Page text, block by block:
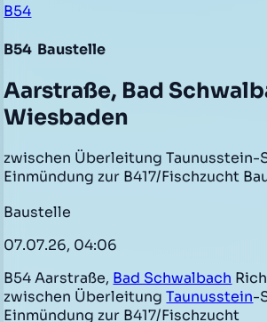
B54
B54 Baustelle
Aarstraße, Bad
Wiesbaden
zwischen Überleitung Taunusstein-
Einmündung zur B417/Fischzucht
Baustelle
07.07.26, 04:06
B54 Aarstraße, Bad Schwalbach
zwischen ÜberleitungTaunusstein-
Einmündung zur B417/Fischzucht